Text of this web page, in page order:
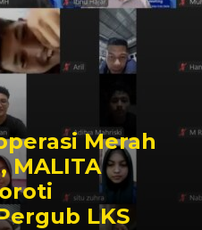
Merah
MALITA
LKS